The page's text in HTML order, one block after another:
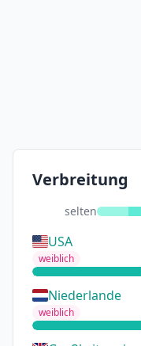
Verbreitung
selten
USA
weiblich
Niederlande
weiblich